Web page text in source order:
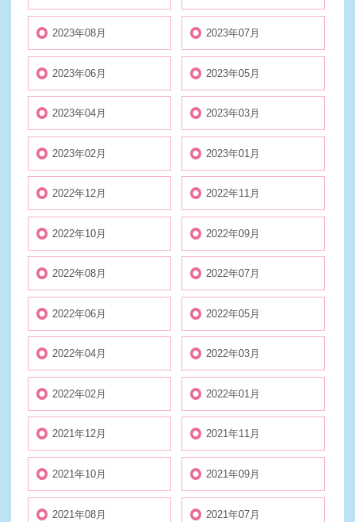
2023年08月 2023年07月
2023年06月 2023年05月
2023年04月 2023年03月
2023年02月 2023年01月
2022年12月 2022年11月
2022年10月 2022年09月
2022年08月 2022年07月
2022年06月 2022年05月
2022年04月 2022年03月
2022年02月 2022年01月
2021年12月 2021年11月
2021年10月 2021年09月
2021年08月 2021年07月